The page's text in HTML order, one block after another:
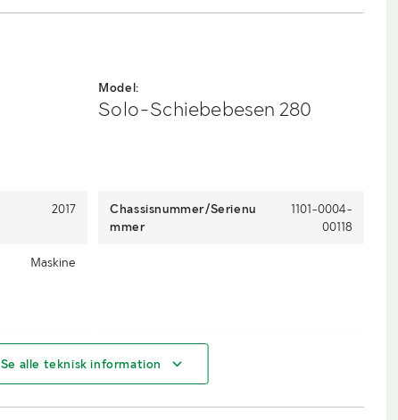
Model:
Solo-Schiebebesen 280
2017
Chassisnummer/Serienu
mmer
1101-0004-
00118
Maskine
0,7 Bredde (m)
0,45 Arbejdsbredde
Se alle teknisk information